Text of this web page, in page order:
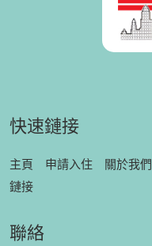
快速鏈接
主頁 申請入住 關於我們
鏈接
聯絡